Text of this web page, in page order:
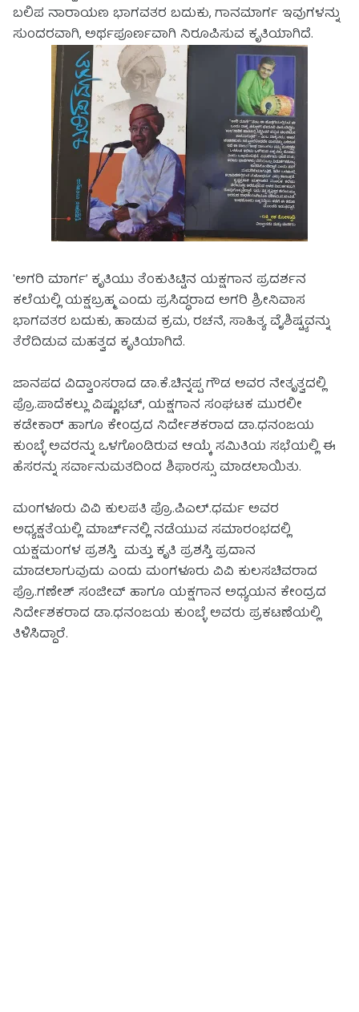
ಬಲಿಪ ನಾರಾಯಣ ಭಾಗವತರ ಬದುಕು, ಗಾನಮಾರ್ಗ ಇವುಗಳನ್ನು
ಸುಂದರವಾಗಿ, ಅರ್ಥಪೂರ್ಣವಾಗಿ ನಿರೂಪಿಸುವ ಕೃತಿಯಾಗಿದೆ.
'ಅಗರಿ ಮಾರ್ಗ’ ಕೃತಿಯು ತೆಂಕುತಿಟ್ಟಿನ ಯಕ್ಷಗಾನ ಪ್ರದರ್ಶನ
ಕಲೆಯಲ್ಲಿ ಯಕ್ಷಬ್ರಹ್ಮ ಎಂದು ಪ್ರಸಿದ್ಧರಾದ ಅಗರಿ ಶ್ರೀನಿವಾಸ
ಭಾಗವತರ ಬದುಕು, ಹಾಡುವ ಕ್ರಮ, ರಚನೆ, ಸಾಹಿತ್ಯ ವೈಶಿಷ್ಟ್ಯವನ್ನು
ತೆರೆದಿಡುವ ಮಹತ್ವದ ಕೃತಿಯಾಗಿದೆ.
ಜಾನಪದ ವಿದ್ವಾಂಸರಾದ ಡಾ.ಕೆ.ಚಿನ್ನಪ್ಪ ಗೌಡ ಅವರ ನೇತೃತ್ವದಲ್ಲಿ
ಪ್ರೊ.ಪಾದೆಕಲ್ಲು ವಿಷ್ಣುಭಟ್, ಯಕ್ಷಗಾನ ಸಂಘಟಕ ಮುರಲೀ
ಕಡೇಕಾರ್ ಹಾಗೂ ಕೇಂದ್ರದ ನಿರ್ದೇಶಕರಾದ‌ ಡಾ.ಧನಂಜಯ
ಕುಂಬ್ಳೆ ಅವರನ್ನು ಒಳಗೊಂಡಿರುವ ಆಯ್ಕೆ ಸಮಿತಿಯ ಸಭೆಯಲ್ಲಿ ಈ
ಹೆಸರನ್ನು ಸರ್ವಾನುಮತದಿಂದ ಶಿಫಾರಸ್ಸು ಮಾಡಲಾಯಿತು.
ಮಂಗಳೂರು ವಿವಿ ಕುಲಪತಿ ಪ್ರೊ.ಪಿ‌ಎಲ್.ಧರ್ಮ ಅವರ
ಅಧ್ಯಕ್ಷತೆಯಲ್ಲಿ ಮಾರ್ಚ್‌ನಲ್ಲಿ ನಡೆಯುವ ಸಮಾರಂಭದಲ್ಲಿ
ಯಕ್ಷಮಂಗಳ ಪ್ರಶಸ್ತಿ ಮತ್ತು ಕೃತಿ ಪ್ರಶಸ್ತಿ ಪ್ರದಾನ
ಮಾಡಲಾಗುವುದು ಎಂದು ಮಂಗಳೂರು ವಿವಿ ಕುಲಸಚಿವರಾದ
ಪ್ರೊ.ಗಣೇಶ್ ಸಂಜೀವ್ ಹಾಗೂ ಯಕ್ಷಗಾನ ಅಧ್ಯಯನ ಕೇಂದ್ರದ
ನಿರ್ದೇಶಕರಾದ ಡಾ.ಧನಂಜಯ ಕುಂಬ್ಳೆ ಅವರು ಪ್ರಕಟಣೆಯಲ್ಲಿ
ತಿಳಿಸಿದ್ದಾರೆ.